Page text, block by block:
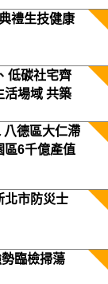
禮生技健康
低碳社宅齊
活場域 共築
八德區大仁滯
區6千億產值
北市防災士
臨檢掃蕩